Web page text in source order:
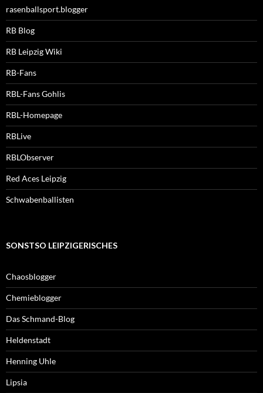
rasenballsport.blogger
RB Blog
RB Leipzig Wiki
RB-Fans
RBL-Fans Gohlis
RBL-Homepage
RBLive
RBLObserver
Red Aces Leipzig
Schwabenballisten
SONSTSO LEIPZIGERISCHES
Chaosblogger
Chemieblogger
Das Schmand-Blog
Heldenstadt
Henning Uhle
Lipsia